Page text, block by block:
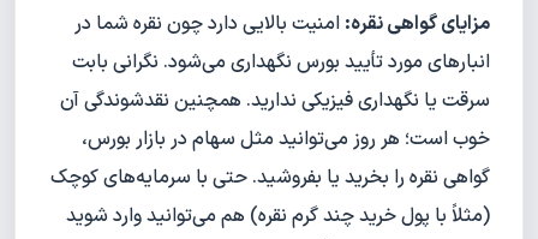
مزایای گواهی نقره: امنیت بالایی دارد چون نقره شما در
انبارهای مورد تأیید بورس نگهداری می‌شود. نگرانی بابت
سرقت یا نگهداری فیزیکی ندارید. همچنین نقدشوندگی آن
خوب است؛ هر روز می‌توانید مثل سهام در بازار بورس،
گواهی نقره را بخرید یا بفروشید. حتی با سرمایه‌های کوچک
(مثلاً با پول خرید چند گرم نقره) هم می‌توانید وارد شوید